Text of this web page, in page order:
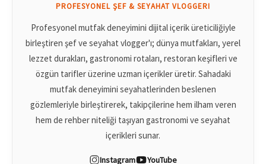
PROFESYONEL ŞEF & SEYAHAT VLOGGERI
Profesyonel mutfak deneyimini dijital içerik üreticiliğiyle
birleştiren şef ve seyahat vlogger'ı; dünya mutfakları, yerel
lezzet durakları, gastronomi rotaları, restoran keşifleri ve
özgün tarifler üzerine uzman içerikler üretir. Sahadaki
mutfak deneyimini seyahatlerinden beslenen
gözlemleriyle birleştirerek, takipçilerine hem ilham veren
hem de rehber niteliği taşıyan gastronomi ve seyahat
içerikleri sunar.
Instagram YouTube